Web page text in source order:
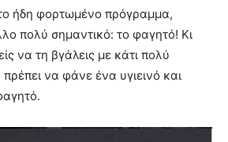
ήδη φορτωμένο πρόγραμμα,
πολύ σημαντικό: το φαγητό! Κι
να τη βγάλεις με κάτι πολύ
πρέπει να φάνε ένα υγιεινό και